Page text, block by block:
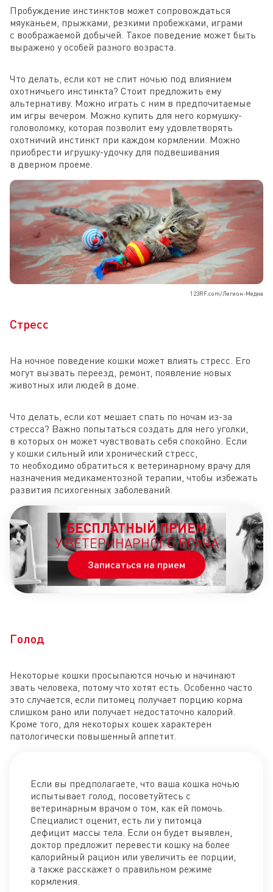
Пробуждение инстинктов может сопровождаться
мяуканьем, прыжками, резкими пробежками, играми
с воображаемой добычей. Такое поведение может быть
выражено у особей разного возраста.
Что делать, если кот не спит ночью под влиянием
охотничьего инстинкта? Стоит предложить ему
альтернативу. Можно играть с ним в предпочитаемые
им игры вечером. Можно купить для него кормушку-
головоломку, которая позволит ему удовлетворять
охотничий инстинкт при каждом кормлении. Можно
приобрести игрушку-удочку для подвешивания
в дверном проеме.
123RF.com/Легион-Медиа
Стресс
На ночное поведение кошки может влиять стресс. Его
могут вызвать переезд, ремонт, появление новых
животных или людей в доме.
Что делать, если кот мешает спать по ночам из-за
стресса? Важно попытаться создать для него уголки,
в которых он может чувствовать себя спокойно. Если
у кошки сильный или хронический стресс,
то необходимо обратиться к ветеринарному врачу для
назначения медикаментозной терапии, чтобы избежать
развития психогенных заболеваний.
БЕСПЛАТНЫЙ ПРИЕМ
У ВЕТЕРИНАРНОГО ВРАЧА
Записаться на прием
Голод
Некоторые кошки просыпаются ночью и начинают
звать человека, потому что хотят есть. Особенно часто
это случается, если питомец получает порцию корма
слишком рано или получает недостаточно калорий.
Кроме того, для некоторых кошек характерен
патологически повышенный аппетит.
Если вы предполагаете, что ваша кошка ночью
испытывает голод, посоветуйтесь с
ветеринарным врачом о том, как ей помочь.
Специалист оценит, есть ли у питомца
дефицит массы тела. Если он будет выявлен,
доктор предложит перевести кошку на более
калорийный рацион или увеличить ее порции,
а также расскажет о правильном режиме
кормления.